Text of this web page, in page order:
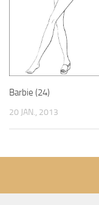
Barbie (24)
20 JAN., 2013